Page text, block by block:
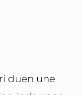
duen une